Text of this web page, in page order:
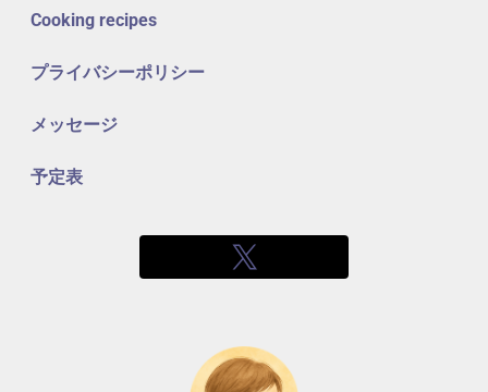
Cooking recipes
プライバシーポリシー
メッセージ
予定表